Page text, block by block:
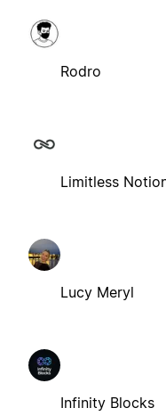
Rodro
Limitless
Lucy Meryl
Infinity Blocks